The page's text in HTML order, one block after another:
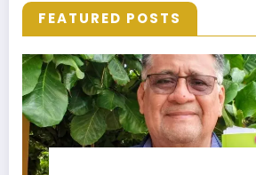
FEATURED POSTS